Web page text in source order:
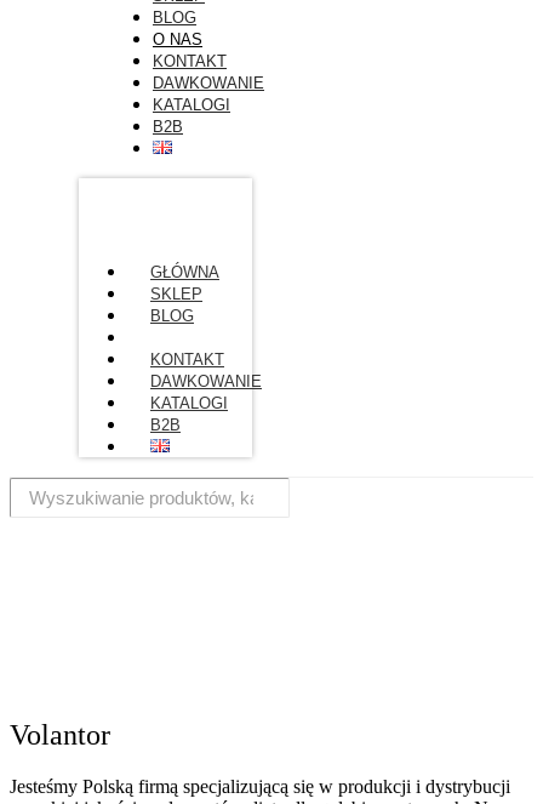
BLOG
O NAS
KONTAKT
DAWKOWANIE
KATALOGI
B2B
GŁÓWNA
SKLEP
BLOG
KONTAKT
DAWKOWANIE
KATALOGI
B2B
Volantor
Jesteśmy Polską firmą specjalizującą się w produkcji i dystrybucji